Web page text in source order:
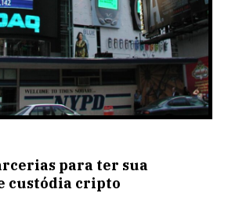
para ter sua
custódia cripto